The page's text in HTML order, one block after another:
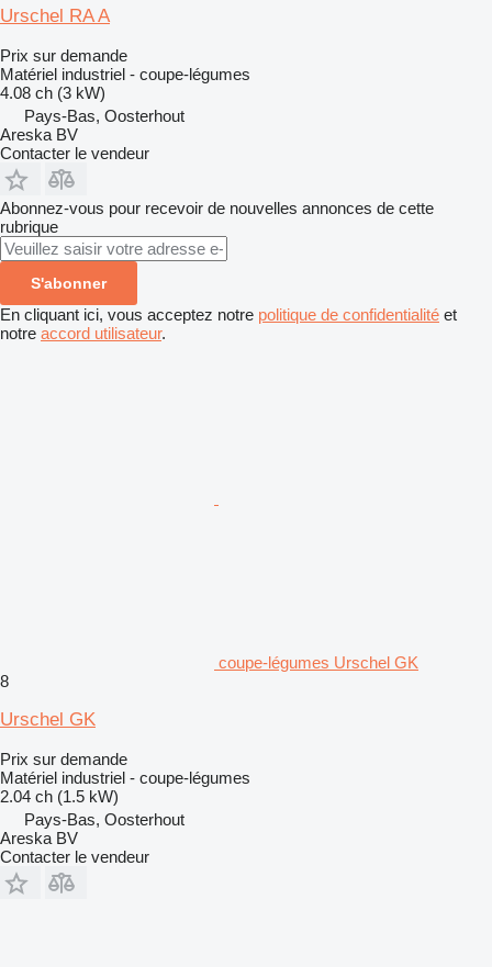
Urschel RA A
Prix sur demande
Matériel industriel - coupe-légumes
4.08 ch (3 kW)
Pays-Bas, Oosterhout
Areska BV
Contacter le vendeur
Abonnez-vous pour recevoir de nouvelles annonces de cette
rubrique
S'abonner
En cliquant ici, vous acceptez notre politique de confidentialité et
notre accord utilisateur.
coupe-légumes Urschel GK
8
Urschel GK
Prix sur demande
Matériel industriel - coupe-légumes
2.04 ch (1.5 kW)
Pays-Bas, Oosterhout
Areska BV
Contacter le vendeur